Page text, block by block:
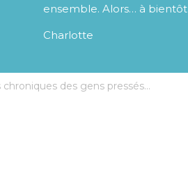
ensemble. Alors… à bientôt
Charlotte
des gens pressés...